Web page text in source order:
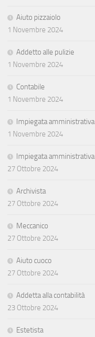
Aiuto pizzaiolo
1 Novembre 2024
Addetto alle pulizie
1 Novembre 2024
Contabile
1 Novembre 2024
Impiegata amministrativa
1 Novembre 2024
Impiegata amministrativa
27 Ottobre 2024
Archivista
27 Ottobre 2024
Meccanico
27 Ottobre 2024
Aiuto cuoco
27 Ottobre 2024
Addetta alla contabilità
23 Ottobre 2024
Estetista